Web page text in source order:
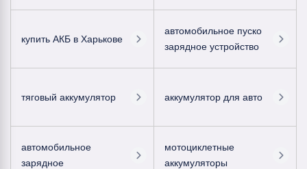
купить АКБ в Харькове
автомобильное пуско
зарядное устройство
тяговый аккумулятор аккумулятор для авто
автомобильное
зарядное
мотоциклетные
аккумуляторы